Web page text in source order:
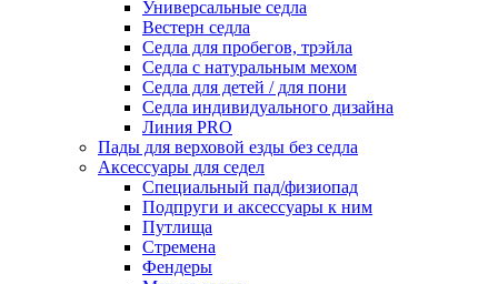
Универсальные седла
Вестерн седла
Седла для пробегов, трэйла
Седла с натуральным мехом
Седла для детей / для пони
Седла индивидуального дизайна
Линия PRO
Пады для верховой езды без седла
Аксессуары для седел
Специальный пад/физиопад
Подпруги и аксессуары к ним
Путлища
Стремена
Фендеры